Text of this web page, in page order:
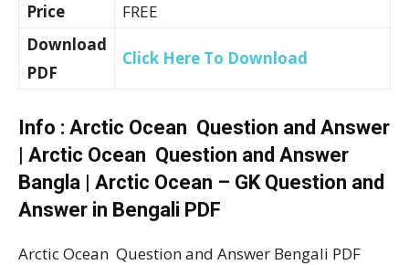
Price
FREE
Download
PDF
Click Here To Download
Info : Arctic Ocean Question and Answer
| Arctic Ocean Question and Answer
Bangla | Arctic Ocean – GK Question and
Answer in Bengali PDF
Arctic Ocean Question and Answer Bengali PDF